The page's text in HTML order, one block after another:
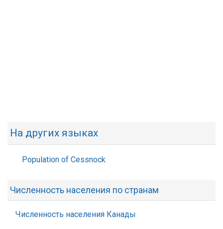
На других языках
Population of Cessnock
Численность населения по странам
Численность населения Канады